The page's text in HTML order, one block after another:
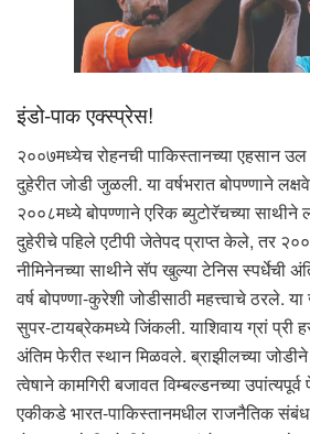
इंडो-पाक एक्स्प्रेस!
२००७मध्येच रोहनची पाकिस्तानच्या एहसान
दुहेरीत जोडी जुळली. या वर्षभरात बोपण्णाने
२००८मध्ये बोपण्णाने एरिक ब्युटोरॅचच्या
दुहेरीचे पहिले एटीपी जेतेपद प्राप्त केले, तर
नीमिनेनच्या साथीने सॅप खुल्या टेनिस स्पर्धेची
वर्ष बोपण्णा-कुरेशी जोडीसाठी महत्त्वाचे ठरले.
सुपर-टायब्रेकमध्ये जिंकली. याशिवाय ग्रां प्री
अंतिम फेरीत स्थान मिळवले. ब्राझीलच्या
त्वेषाने कामगिरी बजावत विम्बल्डनच्या
एकीकडे भारत-पाकिस्तानमधील राजनैतिक